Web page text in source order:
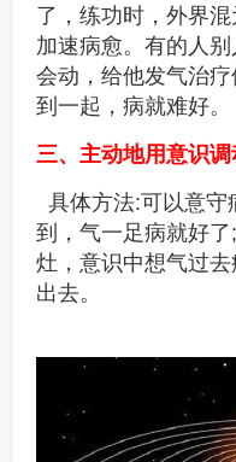
了，练功时，外界
加速病愈。有的人
会动，给他发气治
到一起，病就难好。
三、主动地用意识
具体方法:可以意守
到，气一足病就好
灶，意识中想气过
出去。